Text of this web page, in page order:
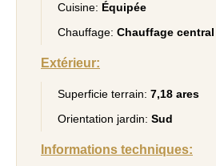
Cuisine: Équipée
Chauffage: Chauffage
Extérieur:
Superficie terrain: 7,18 ares
Orientation jardin: Sud
Informations techniques: